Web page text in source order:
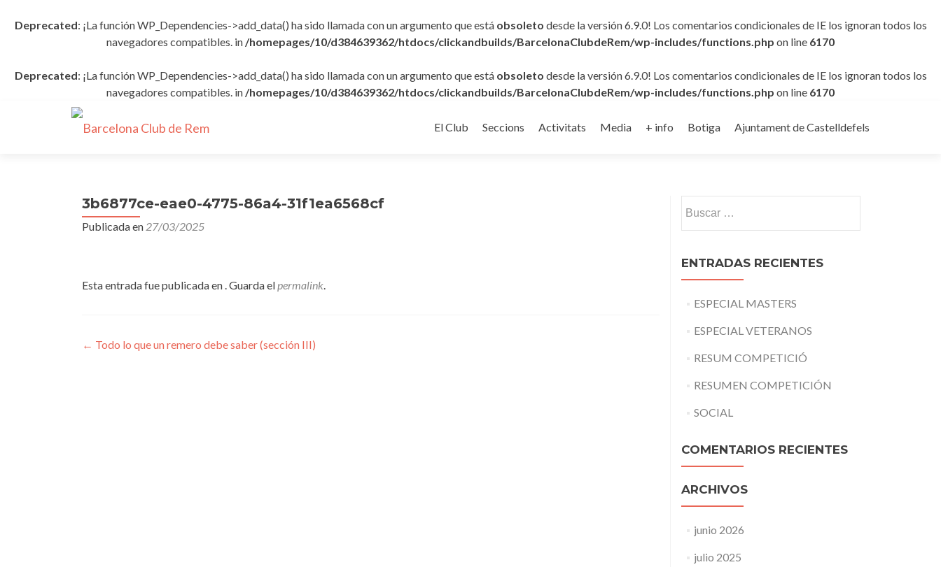
Deprecated: ¡La función WP_Dependencies->add_data() ha sido llamada con un argumento que está obsoleto desde la versión 6.9.0! Los comentarios condicionales de IE los ignoran todos los
navegadores compatibles. in /homepages/10/d384639362/htdocs/clickandbuilds/BarcelonaClubdeRem/wp-includes/functions.php on line 6170
Deprecated: ¡La función WP_Dependencies->add_data() ha sido llamada con un argumento que está obsoleto desde la versión 6.9.0! Los comentarios condicionales de IE los ignoran todos los
navegadores compatibles. in /homepages/10/d384639362/htdocs/clickandbuilds/BarcelonaClubdeRem/wp-includes/functions.php on line 6170
al
El Club Seccions Activitats Media + info Botiga Ajuntament de Castelldefels
3b6877ce-eae0-4775-86a4-31f1ea6568cf
Publicada en 27/03/2025
Esta entrada fue publicada en . Guarda elpermalink.
Navegación
← Todo lo que un remero debe saber (sección III)
ENTRADAS RECIENTES
ESPECIAL MASTERS
ESPECIAL VETERANOS
RESUM COMPETICIÓ
RESUMEN COMPETICIÓN
SOCIAL
COMENTARIOS RECIENTES
ARCHIVOS
junio 2026
julio 2025